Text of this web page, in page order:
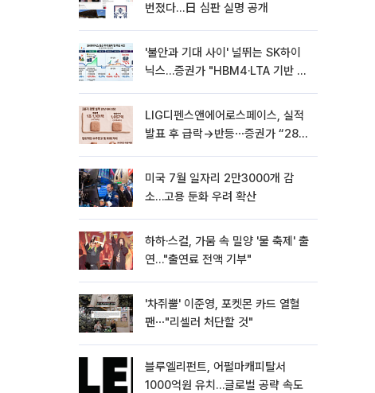
번졌다…日 심판 실명 공개
'불안과 기대 사이' 널뛰는 SK하이
닉스…증권가 "HBM4·LTA 기반 펀
LIG디펜스앤에어로스페이스, 실적
발표 후 급락→반등⋯증권가 “28년
미국 7월 일자리 2만3000개 감
소…고용 둔화 우려 확산
하하·스컬, 가뭄 속 밀양 '물 축제' 출
연…"출연료 전액 기부"
'차쥐뿔' 이준영, 포켓몬 카드 열혈
팬⋯"리셀러 처단할 것"
블루엘리펀트, 어펄마캐피탈서
1000억원 유치…글로벌 공략 속도